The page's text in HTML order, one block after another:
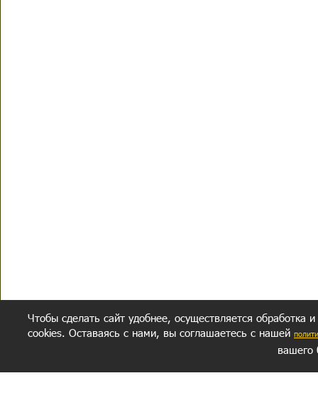
Чтобы сделать сайт удобнее, осуществляется обработка
cookies. Оставаясь с нами, вы соглашаетесь с нашей
вашего